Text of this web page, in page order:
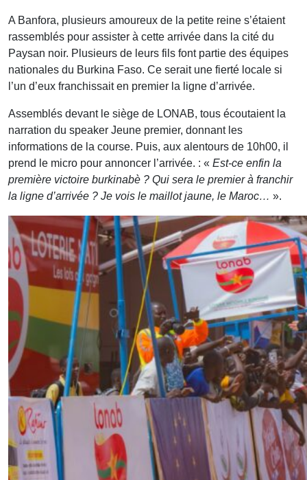
A Banfora, plusieurs amoureux de la petite reine s’étaient
rassemblés pour assister à cette arrivée dans la cité du
Paysan noir. Plusieurs de leurs fils font partie des équipes
nationales du Burkina Faso. Ce serait une fierté locale si
l’un d’eux franchissait en premier la ligne d’arrivée.
Assemblés devant le siège de LONAB, tous écoutaient la
narration du speaker Jeune premier, donnant les
informations de la course. Puis, aux alentours de 10h00, il
prend le micro pour annoncer l’arrivée. : « Est-ce enfin la
première victoire burkinabè ? Qui sera le premier à franchir
la ligne d’arrivée ? Je vois le maillot jaune, le Maroc… ».